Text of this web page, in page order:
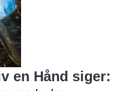
en Hånd siger: